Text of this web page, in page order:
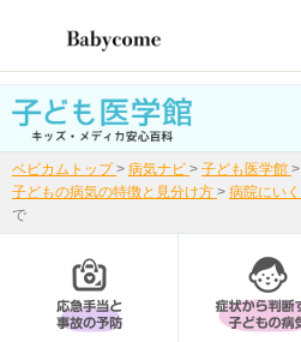
ベビカムトップ > 病気ナビ > 子ども医学館 >
子どもの病気の特徴と見分け方 > 病院にい
で